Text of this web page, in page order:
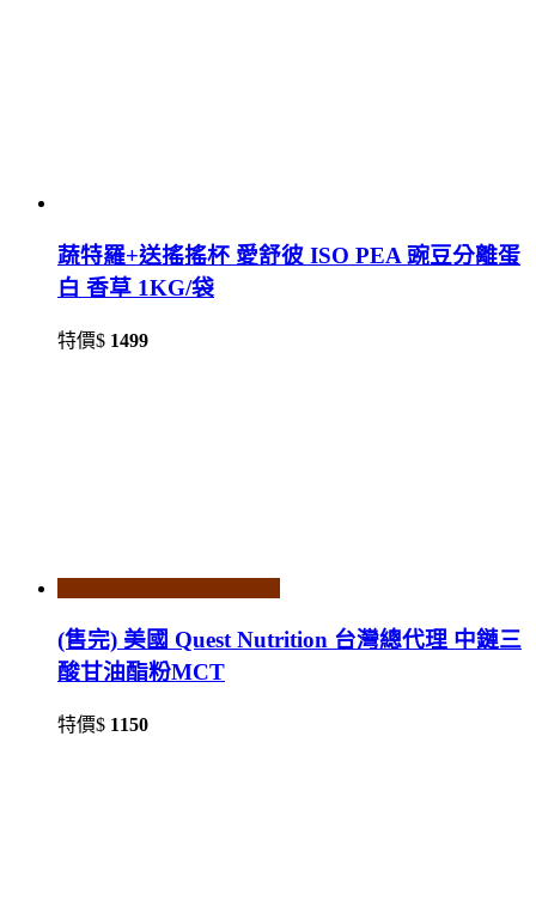
蔬特羅+送搖搖杯 愛舒彼 ISO PEA 豌豆分離蛋
白 香草 1KG/袋
特價$ 1499
(售完) 美國 Quest Nutrition 台灣總代理 中鏈三
酸甘油酯粉MCT
特價$ 1150